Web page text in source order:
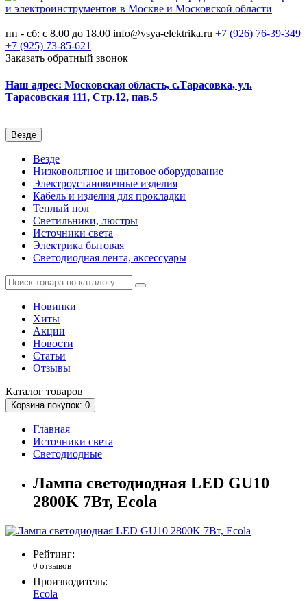
пн - сб: с 8.00 до 18.00 info@vsya-elektrika.ru +7 (926) 76-39-349
+7 (925) 73-85-621
Заказать обратный звонок
Наш адрес: Московская область, с.Тарасовка, ул.
Тарасовская 111, Стр.12, пав.5
Везде
Везде
Низковольтное и щитовое оборудование
Электроустановочные изделия
Кабель и изделия для прокладки
Теплый пол
Светильники, люстры
Источники света
Электрика бытовая
Светодиодная лента, аксессуары
Новинки
Хиты
Акции
Новости
Статьи
Отзывы
Каталог товаров
Корзина покупок: 0
Главная
Источники света
Светодиодные
Лампа светодиодная LED GU10
2800K 7Вт, Ecola
Рейтинг:
0 отзывов
Производитель:
Ecola